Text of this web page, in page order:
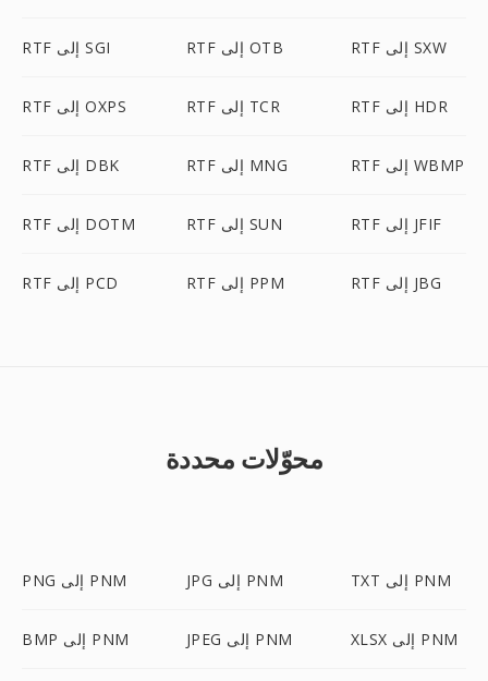
RTF إلى SGI RTF إلى OTB RTF إلى SXW
RTF إلى OXPS RTF إلى TCR RTF إلى HDR
RTF إلى DBK RTF إلى MNG RTF إلى WBMP
RTF إلى DOTM RTF إلى SUN RTF إلى JFIF
RTF إلى PCD RTF إلى PPM RTF إلى JBG
محوّلات محددة
PNG إلى PNM JPG إلى PNM TXT إلى PNM
BMP إلى PNM JPEG إلى PNM XLSX إلى PNM